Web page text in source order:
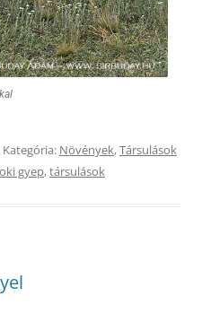
Kategória: Növények,Társulások
gyep,társulások